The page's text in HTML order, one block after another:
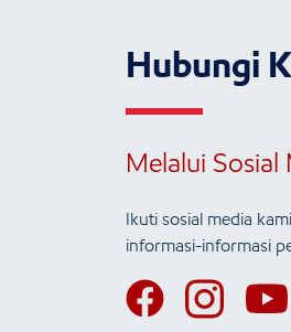
Hubungi
Melalui Sosial
Ikuti sosial media
informasi-informasi